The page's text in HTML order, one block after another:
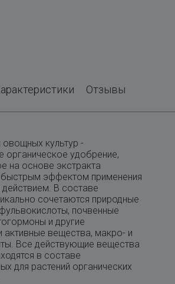
Отзывы
овощных культур -
органическое удобрение,
на основе экстракта
быстрым эффектом применения
действием. В составе
сочетаются природные
почвенные
и другие
активные вещества, макро- и
Все действующие вещества
в составе
для растений органических